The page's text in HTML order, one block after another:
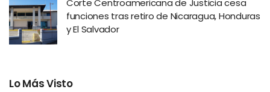
Corte Centroamericana de Justicia cesa
funciones tras retiro de Nicaragua, Honduras
y El Salvador
Lo Más Visto